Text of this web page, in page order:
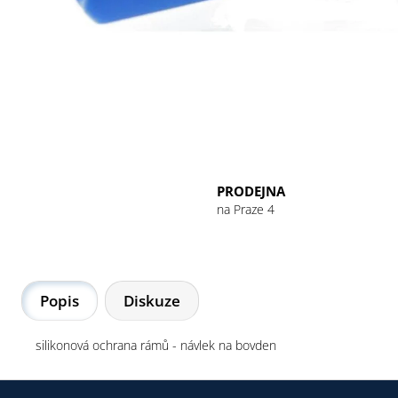
PRODEJNA
na Praze 4
Popis Diskuze
silikonová ochrana rámů - návlek na bovden
GU ENERGY GEL 32G CHOCOLATE
OUTRAGE